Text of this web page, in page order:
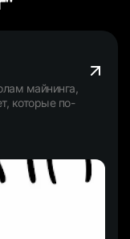
майнинга,
которые по-